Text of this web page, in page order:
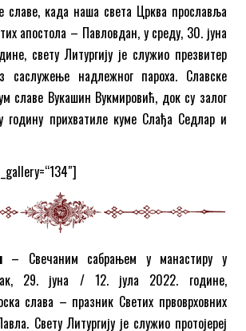
славе, када наша света Црква прославља
апостола – Павловдан, у среду, 30. јуна
свету Литургију је служио презвитер
саслужење надлежног пароха. Славске
славе Вукашин Вукмировић, док су залог
годину прихватиле куме Слађа Седлар и
– Свечаним сабрањем у манастиру у
29. јуна / 12. јула 2022. године,
слава – празник Светих првоврховних
Свету Литургију је служио протојереј